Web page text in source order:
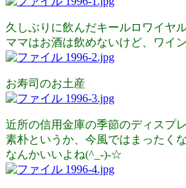
久しぶりに飲んだキールロワイヤル
ママはお酒は飲めないけど、ワイ
お寿司のお土産
近所の信用金庫の季節のディスプレ
素朴というか、今風ではまったく
なんかいいよね(^_-)-☆